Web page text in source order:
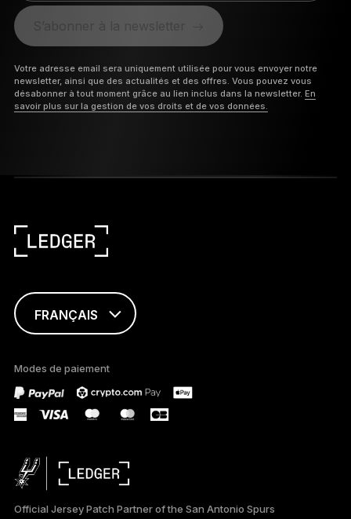
S’abonner à la newsletter
Votre adresse email sera uniquement utilisée pour vous envoyer notre
newsletter, ainsi que des actualités et des offres. Vous pouvez vous
désabonner à tout moment grâce au lien inclus dans la newsletter. En
savoir plus sur la gestion de vos droits et de vos données.
FRANÇAIS
TÜRKÇE
DEUTSCH
ESPAÑOL
РУССКИЙ
Modes de paiement
Official Jersey Patch Partner of the San Antonio Spurs